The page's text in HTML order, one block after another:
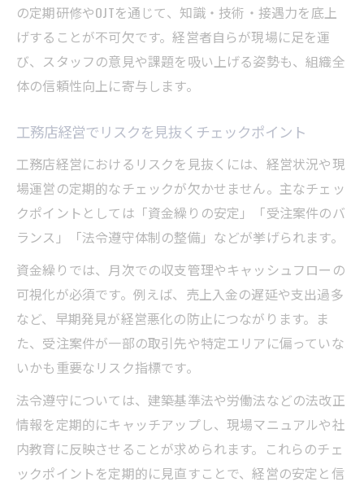
の定期研修やOJTを通じて、知識・技術・接遇力を底上
げすることが不可欠です。経営者自らが現場に足を運
び、スタッフの意見や課題を吸い上げる姿勢も、組織全
体の信頼性向上に寄与します。
工務店経営でリスクを見抜くチェックポイント
工務店経営におけるリスクを見抜くには、経営状況や現
場運営の定期的なチェックが欠かせません。主なチェッ
クポイントとしては「資金繰りの安定」「受注案件のバ
ランス」「法令遵守体制の整備」などが挙げられます。
資金繰りでは、月次での収支管理やキャッシュフローの
可視化が必須です。例えば、売上入金の遅延や支出過多
など、早期発見が経営悪化の防止につながります。ま
た、受注案件が一部の取引先や特定エリアに偏っていな
いかも重要なリスク指標です。
法令遵守については、建築基準法や労働法などの法改正
情報を定期的にキャッチアップし、現場マニュアルや社
内教育に反映させることが求められます。これらのチェ
ックポイントを定期的に見直すことで、経営の安定と信